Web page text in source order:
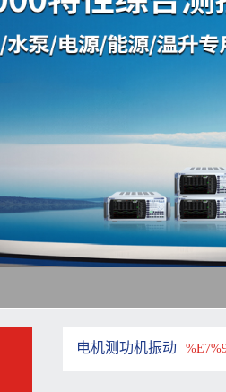
电机测功机振动